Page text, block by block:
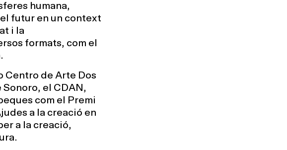
humana,
futur en un context
i la
formats, com el
Centro de Arte Dos
el CDAN,
com el Premi
a la creació en
a la creació,